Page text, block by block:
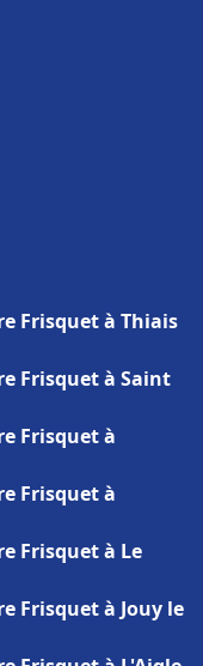
Frisquet à Thiais
Frisquet à Saint
Frisquet à
Frisquet à
Frisquet à Le
Frisquet à Jouy le